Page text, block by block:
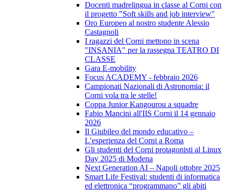
Docenti madrelingua in classe al Corni con
il progetto "Soft skills and job interview"
Oro Europeo al nostro studente Alessio
Castagnoli
I ragazzi del Corni mettono in scena
"INSANIA" per la rassegna TEATRO DI
CLASSE
Gara E-mobility
Focus ACADEMY - febbraio 2026
Campionati Nazionali di Astronomia: il
Corni vola tra le stelle!
Coppa Junior Kangourou a squadre
Fabio Mancini all'IIS Corni il 14 gennaio
2026
Il Giubileo del mondo educativo –
L’esperienza del Corni a Roma
Gli studenti del Corni protagonisti al Linux
Day 2025 di Modena
Next Generation AI – Napoli ottobre 2025
Smart Life Festival: studenti di informatica
ed elettronica “programmano” gli abiti